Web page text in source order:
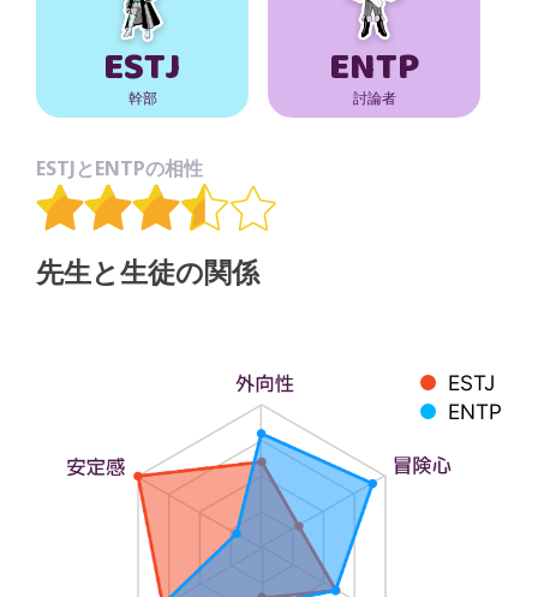
ESTJ
幹部 ENTP
討論者
ESTJとENTPの相性
先生と生徒の関係
ESTJ
ENTP